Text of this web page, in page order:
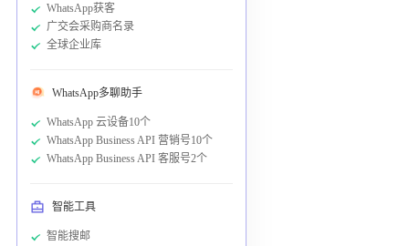
WhatsApp获客
广交会采购商名录
全球企业库
WhatsApp多聊助手
WhatsApp 云设备10个
WhatsApp Business API 营销号10个
WhatsApp Business API 客服号2个
智能工具
智能搜邮